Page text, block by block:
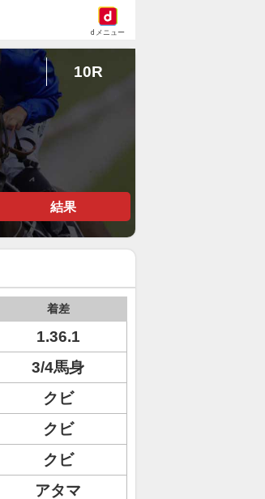
dメニュー
10R
結果
着差
1.36.1
3/4馬身
クビ
クビ
クビ
アタマ